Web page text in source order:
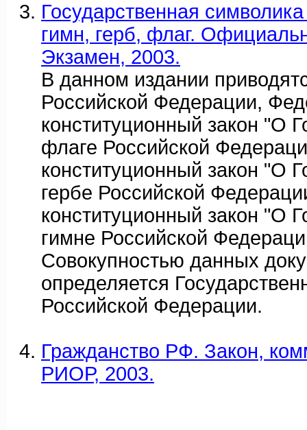
Государственная
гимн, герб, флаг.
Экзамен, 2003.
В данном издании
Российской Федерации,
конституционный закон "О
флаге Российской
конституционный закон "О
гербе Российской
конституционный закон "О
гимне Российской
Совокупностью данных
определяется
Российской Федерации.
Гражданство РФ. Закон,
РИОР, 2003.